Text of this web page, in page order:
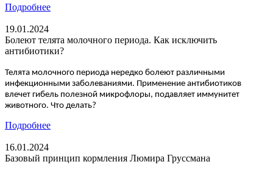
Подробнее
19.01.2024
Болеют телята молочного периода. Как исключить
антибиотики?
Телята молочного периода нередко болеют различными
инфекционными заболеваниями. Применение антибиотиков
влечет гибель полезной микрофлоры, подавляет иммунитет
животного. Что делать?
Подробнее
16.01.2024
Базовый принцип кормления Люмира Груссмана